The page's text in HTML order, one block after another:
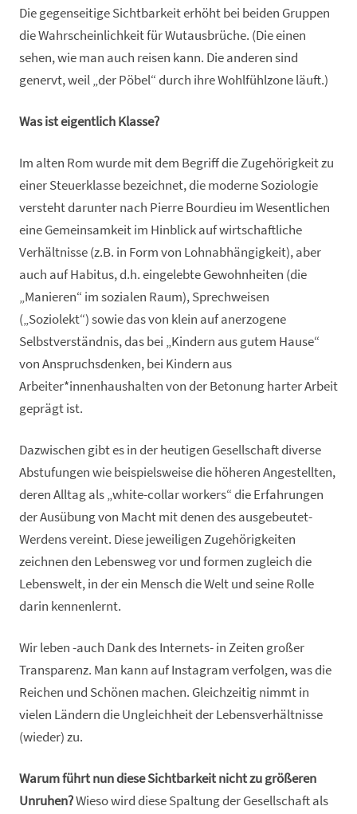
Die gegenseitige Sichtbarkeit erhöht bei beiden Gruppen
die Wahrscheinlichkeit für Wutausbrüche. (Die einen
sehen, wie man auch reisen kann. Die anderen sind
genervt, weil „der Pöbel“ durch ihre Wohlfühlzone läuft.)
Was ist eigentlich Klasse?
Im alten Rom wurde mit dem Begriff die Zugehörigkeit zu
einer Steuerklasse bezeichnet, die moderne Soziologie
versteht darunter nach Pierre Bourdieu im Wesentlichen
eine Gemeinsamkeit im Hinblick auf wirtschaftliche
Verhältnisse (z.B. in Form von Lohnabhängigkeit), aber
auch auf Habitus, d.h. eingelebte Gewohnheiten (die
„Manieren“ im sozialen Raum), Sprechweisen
(„Soziolekt“) sowie das von klein auf anerzogene
Selbstverständnis, das bei „Kindern aus gutem Hause“
von Anspruchsdenken, bei Kindern aus
Arbeiter*innenhaushalten von der Betonung harter Arbeit
geprägt ist.
Dazwischen gibt es in der heutigen Gesellschaft diverse
Abstufungen wie beispielsweise die höheren Angestellten,
deren Alltag als „white-collar workers“ die Erfahrungen
der Ausübung von Macht mit denen des ausgebeutet-
Werdens vereint. Diese jeweiligen Zugehörigkeiten
zeichnen den Lebensweg vor und formen zugleich die
Lebenswelt, in der ein Mensch die Welt und seine Rolle
darin kennenlernt.
Wir leben -auch Dank des Internets- in Zeiten großer
Transparenz. Man kann auf Instagram verfolgen, was die
Reichen und Schönen machen. Gleichzeitig nimmt in
vielen Ländern die Ungleichheit der Lebensverhältnisse
(wieder) zu.
Warum führt nun diese Sichtbarkeit nicht zu größeren
Unruhen?Wieso wird diese Spaltung der Gesellschaft als